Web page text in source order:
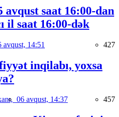
avqust saat 16:00-dan
il saat 16:00-dək
avqust, 14:51 427
inqilabı, yoxsa
06 avqust, 14:37 457